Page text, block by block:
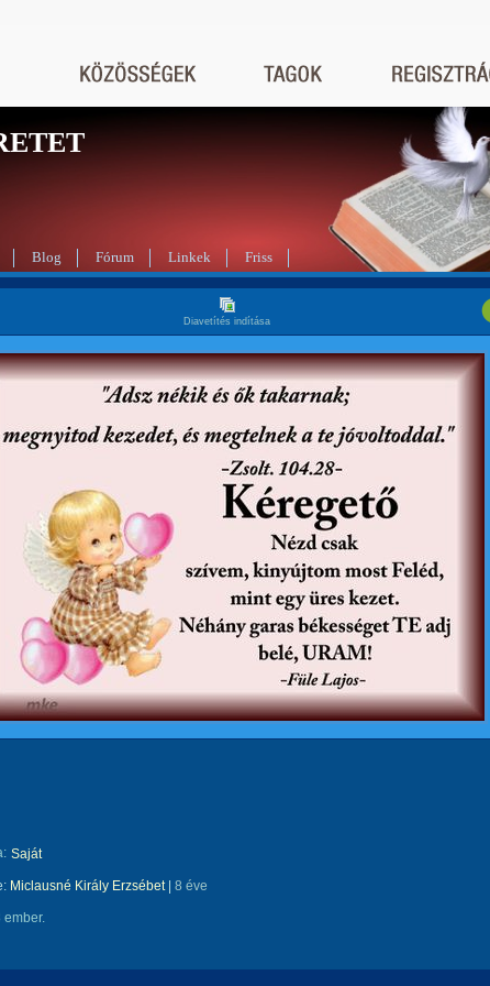
Blog Fórum Linkek Friss
Diavetítés indítása
Saját
Miclausné Király Erzsébet| 8 éve
ember.